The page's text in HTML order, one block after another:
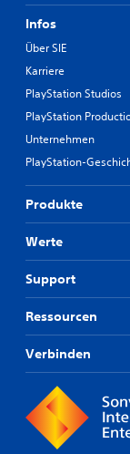
Infos
Über SIE
Karriere
PlayStation Studios
PlayStation
Unternehmen
PlayStation-
Produkte
Werte
Support
Ressourcen
Verbinden